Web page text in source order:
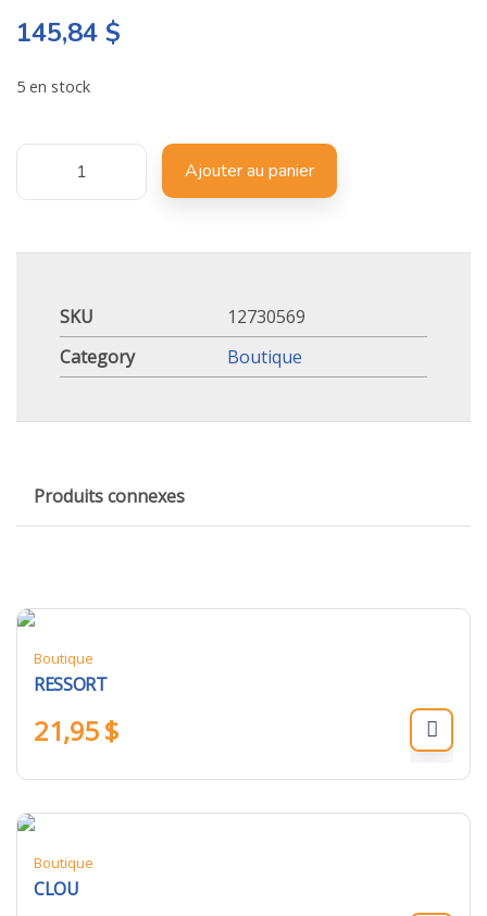
145,84 $
5 en stock
Ajouter au panier
SKU
12730569
Category
Boutique
Produits connexes
Boutique
RESSORT
21,95$
Boutique
CLOU